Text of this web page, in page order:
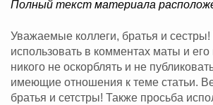
Полный текст материала
Уважаемые коллеги, братья и
использовать в комментах маты и
никого не оскорблять и не
имеющие отношения к теме статьи.
братья и сетстры! Также просьба